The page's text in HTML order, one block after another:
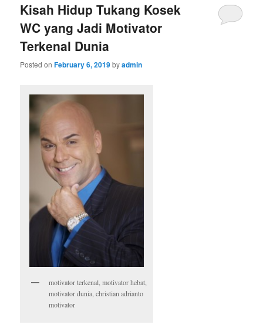
Kisah Hidup Tukang Kosek
WC yang Jadi Motivator
Terkenal Dunia
Posted onFebruary 6, 2019byadmin
motivator terkenal, motivator hebat,
motivator dunia, christian adrianto
motivator